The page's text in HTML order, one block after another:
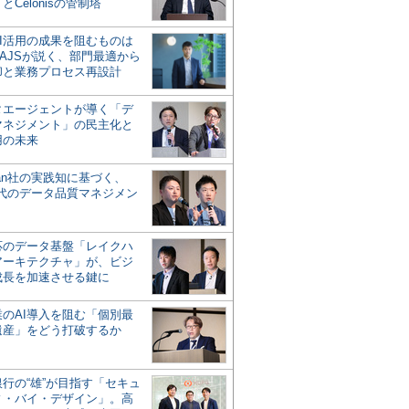
Celonisの管制塔
用の成果を阻むものは
が説く、部門最適から
と業務プロセス再設計
エージェントが導く「デ
ジメント」の民主化と
未来
社の実践知に基づく、
のデータ品質マネジメン
データ基盤「レイクハ
キテクチャ」が、ビジ
を加速させる鍵に
のAI導入を阻む「個別最
産」をどう打破するか
の“雄”が目指す「セキュ
・バイ・デザイン」。高